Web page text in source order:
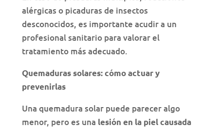
alérgicas o picaduras de insectos
desconocidos, es importante acudir a un
profesional sanitario para valorar el
tratamiento más adecuado.
Quemaduras solares: cómo actuar y
prevenirlas
Una quemadura solar puede parecer algo
menor, pero es una lesión en la piel causada